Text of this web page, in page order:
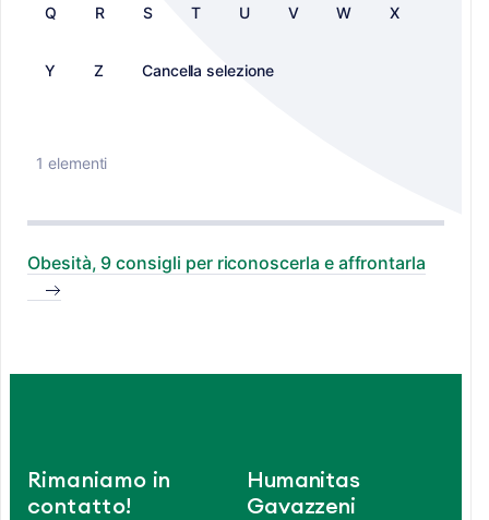
Q R S T U V W X
Y Z Cancella selezione
1 elementi
Obesità, 9 consigli per riconoscerla e affrontarla
Rimaniamo in
contatto!
Humanitas
Gavazzeni